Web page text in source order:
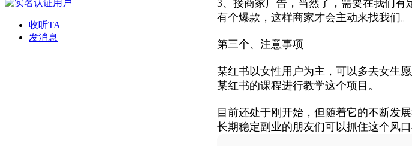
收听TA
发消息
3、接商家广告，当然了，需要在我们
有个爆款，这样商家才会主动来找我们。
第三个、注意事项
某红书以女性用户为主，可以多去女生
某红书的课程进行教学这个项目。
目前还处于刚开始，但随着它的不断发
长期稳定副业的朋友们可以抓住这个风